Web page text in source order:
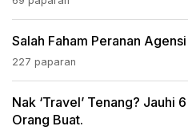
Salah Faham Peranan
227 paparan
Nak ‘travel’ Tenang? Jauhi
Orang Buat.